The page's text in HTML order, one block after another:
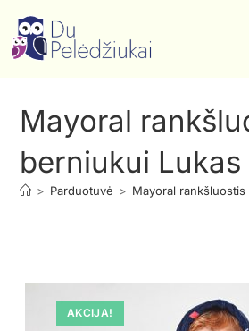
Mayoral
berniukui Lukas
> Parduotuvė > Mayoral
AKCIJA!